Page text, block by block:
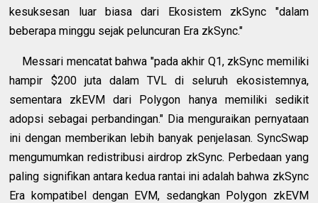
kesuksesan luar biasa dari Ekosistem zkSync "dalam
beberapa minggu sejak peluncuran Era zkSync."
Messari mencatat bahwa "pada akhir Q1, zkSync memiliki
hampir $200 juta dalam TVL di seluruh ekosistemnya,
sementara zkEVM dari Polygon hanya memiliki sedikit
adopsi sebagai perbandingan." Dia menguraikan pernyataan
ini dengan memberikan lebih banyak penjelasan. SyncSwap
mengumumkan redistribusi airdrop zkSync. Perbedaan yang
paling signifikan antara kedua rantai ini adalah bahwa zkSync
Era kompatibel dengan EVM, sedangkan Polygon zkEVM